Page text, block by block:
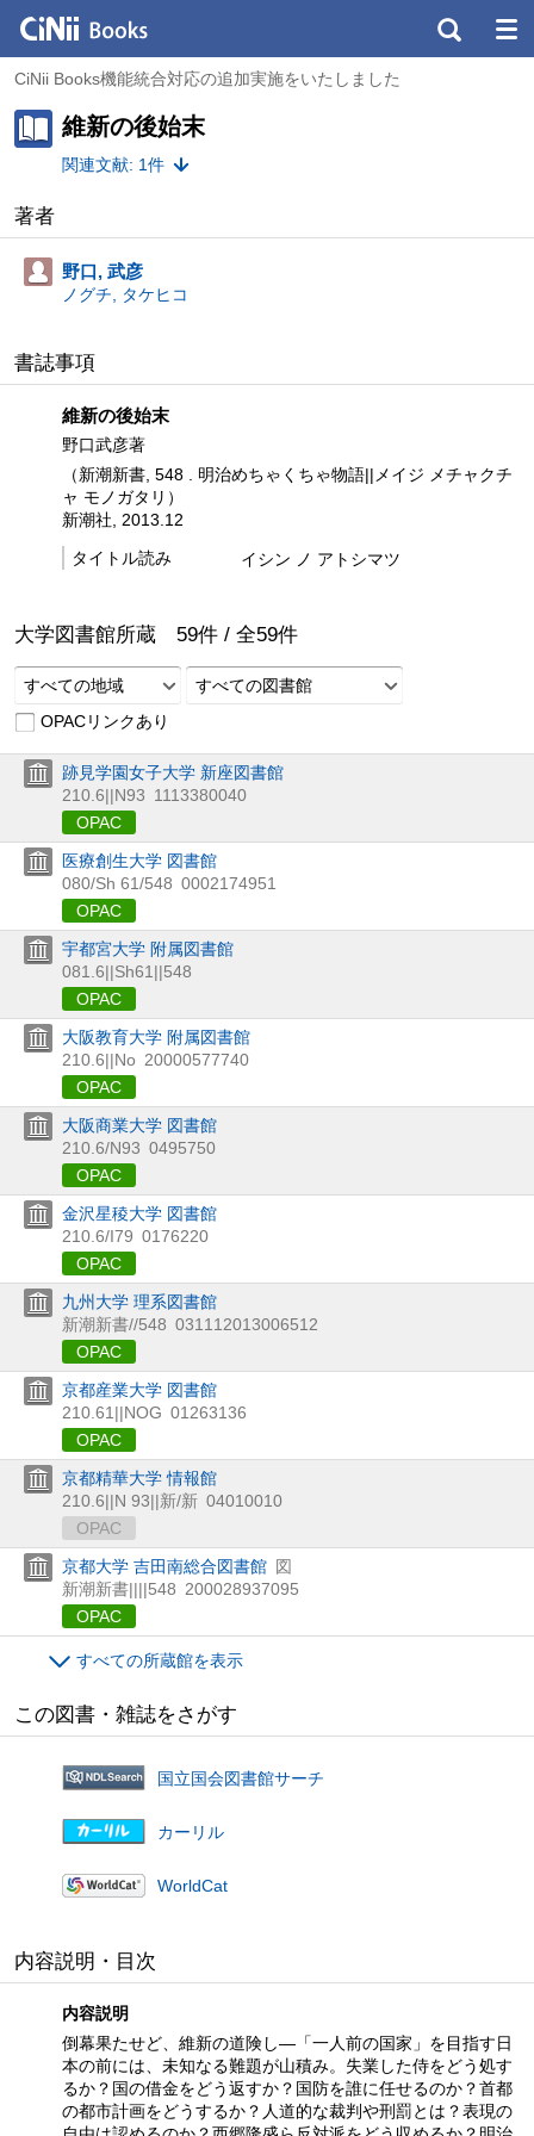
CiNii Books機能統合対応の追加実施をいたしました
維新の後始末
関連文献: 1件
著者
野口, 武彦
ノグチ, タケヒコ
書誌事項
維新の後始末
野口武彦著
（新潮新書, 548 . 明治めちゃくちゃ物語||メイジ メチャクチ
ャ モノガタリ）
新潮社, 2013.12
タイトル読み
イシン ノ アトシマツ
大学図書館所蔵 59件 / 全59件
すべての地域
すべての図書館
OPACリンクあり
跡見学園女子大学 新座図書館
210.6||N93 1113380040
OPAC
医療創生大学 図書館
080/Sh 61/548 0002174951
OPAC
宇都宮大学 附属図書館
081.6||Sh61||548
OPAC
大阪教育大学 附属図書館
210.6||No 20000577740
OPAC
大阪商業大学 図書館
210.6/N93 0495750
OPAC
金沢星稜大学 図書館
210.6/I79 0176220
OPAC
九州大学 理系図書館
新潮新書//548 031112013006512
OPAC
京都産業大学 図書館
210.61||NOG 01263136
OPAC
京都精華大学 情報館
210.6||N 93||新/新 04010010
OPAC
京都大学 吉田南総合図書館 図
新潮新書||||548 200028937095
OPAC
すべての所蔵館を表示
この図書・雑誌をさがす
国立国会図書館サーチ
カーリル
WorldCat
内容説明・目次
内容説明
倒幕果たせど、維新の道険し—「一人前の国家」を目指す日
本の前には、未知なる難題が山積み。失業した侍をどう処す
るか？国の借金をどう返すか？国防を誰に任せるのか？首都
の都市計画をどうするか？人道的な裁判や刑罰とは？表現の